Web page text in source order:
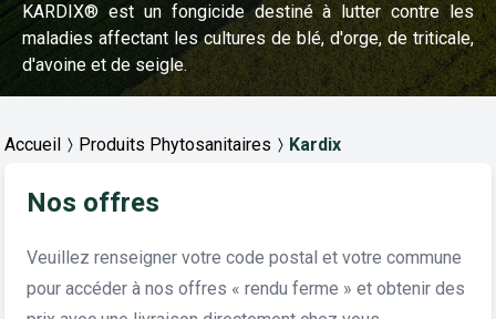
KARDIX® est un fongicide destiné à lutter contre les
maladies affectant les cultures de blé, d'orge, de triticale,
d'avoine et de seigle.
Accueil Produits Phytosanitaires Kardix
Nos offres
Veuillez renseigner votre code postal et votre commune
pour accéder à nos offres « rendu ferme » et obtenir des